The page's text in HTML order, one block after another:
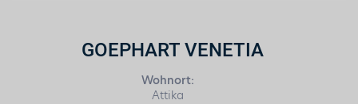
GOEPHART VENETIA
Wohnort:
Attika